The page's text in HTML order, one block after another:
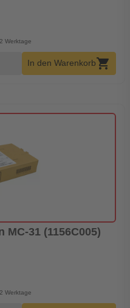
Werktage
Menge
In den Warenkorbshopping_cart
31 (1156C005)
Werktage